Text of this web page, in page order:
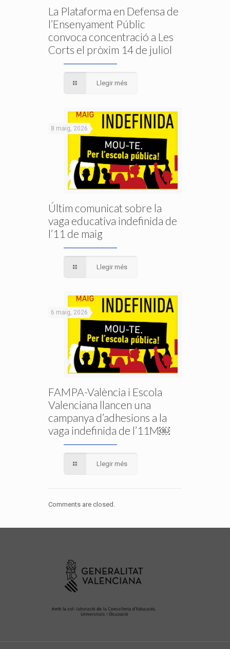
La Plataforma en Defensa de
l’Ensenyament Públic
convoca concentració a Les
Corts el pròxim 14 de juliol
Llegir més
8 maig, 2026
Últim comunicat sobre la
vaga educativa indefinida de
l’11 de maig
Llegir més
6 maig, 2026
FAMPA-València i Escola
Valenciana llancen una
campanya d’adhesions a la
vaga indefinida de l’11M￼
Llegir més
Comments are closed.